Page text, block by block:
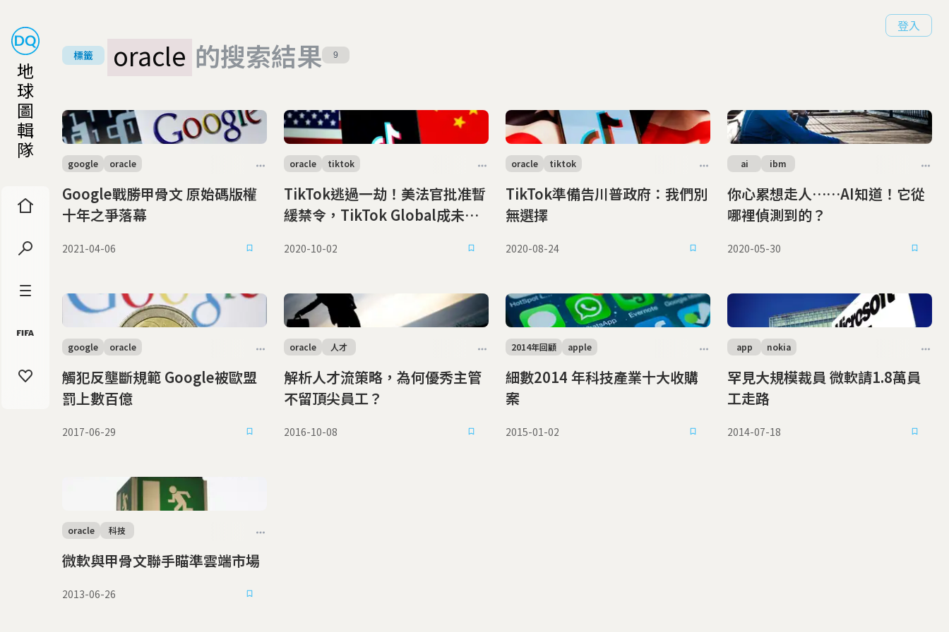
地
球
圖
輯
隊
登入
標籤 oracle 的搜索結果 9
Google戰勝甲骨文 原始碼版權
十年之爭落幕
google oracle
2021-04-06
TikTok逃過一劫！美法官批准暫
緩禁令，TikTok Global成未來
oracle tiktok
2020-10-02
TikTok準備告川普政府：我們別
無選擇
oracle tiktok
2020-08-24
你心累想走人……AI知道！它從
哪裡偵測到的？
ai ibm
2020-05-30
觸犯反壟斷規範 Google被歐盟
罰上數百億
google oracle
2017-06-29
解析人才流策略，為何優秀主管
不留頂尖員工？
oracle 人才
2016-10-08
細數2014 年科技產業十大收購
案
2014年回顧 apple
2015-01-02
罕見大規模裁員 微軟請1.8萬員
工走路
app nokia
2014-07-18
微軟與甲骨文聯手瞄準雲端市場
oracle 科技
2013-06-26